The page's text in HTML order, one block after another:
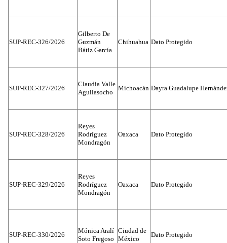
SUP-REC-326/2026
Gilberto De
Guzmán
Bátiz García
Chihuahua Dato Protegido
SUP-REC-327/2026
Claudia Valle
Aguilasocho
Michoacán Dayra Guadalupe
SUP-REC-328/2026
Reyes
Rodríguez
Mondragón
Oaxaca Dato Protegido
SUP-REC-329/2026
Reyes
Rodríguez
Mondragón
Oaxaca Dato Protegido
SUP-REC-330/2026
Mónica Aralí
Soto Fregoso
Ciudad de
México
Dato Protegido